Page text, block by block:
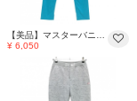
【美品】マスターバニー パンツ ターコイズブルー ストレッチ レディース 00(XS) ゴルフウェア MASTER BUNNY EDITION
¥ 6,050